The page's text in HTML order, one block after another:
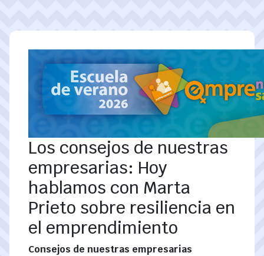
Los consejos de nuestras
empresarias: Hoy
hablamos con Marta
Prieto sobre resiliencia en
el emprendimiento
Consejos de nuestras empresarias